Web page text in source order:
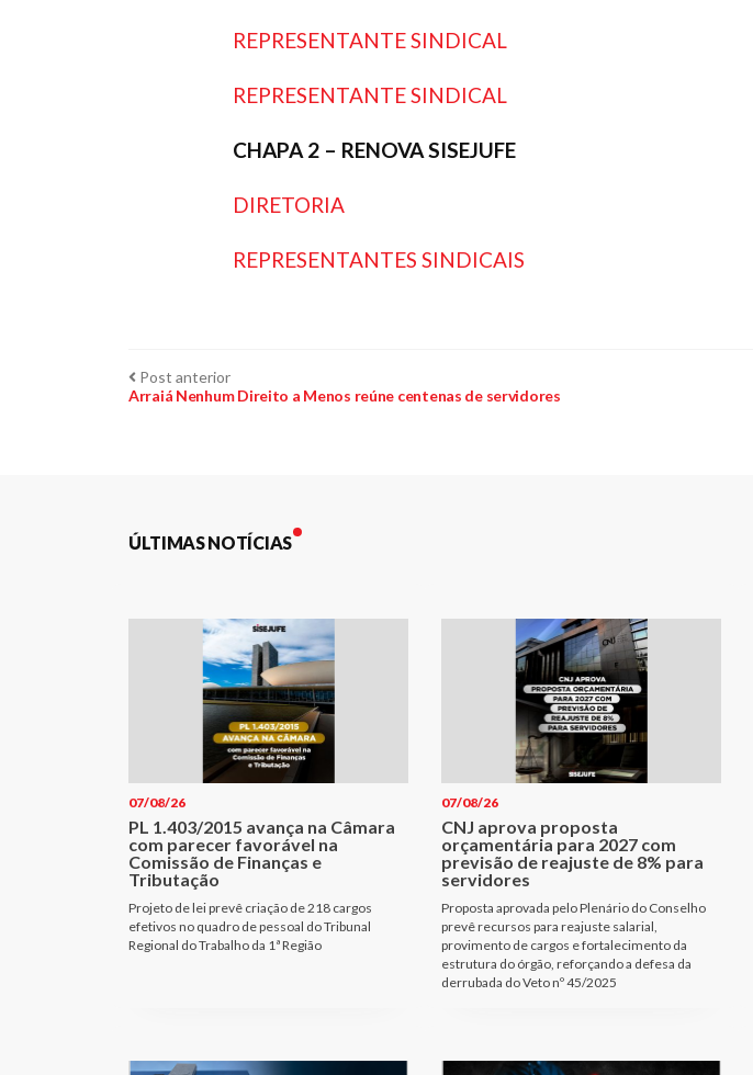
REPRESENTANTE SINDICAL
REPRESENTANTE SINDICAL
CHAPA 2 – RENOVA SISEJUFE
DIRETORIA
REPRESENTANTES SINDICAIS
Navegação
Post anteriorPost
anterior:
Arraiá Nenhum Direito a Menos reúne centenas de servidores
ÚLTIMAS NOTÍCIAS
07/08/26
PL 1.403/2015 avança na Câmara
com parecer favorável na
Comissão de Finanças e
Tributação
Projeto de lei prevê criação de 218 cargos
efetivos no quadro de pessoal do Tribunal
Regional do Trabalho da 1ª Região
07/08/26
CNJ aprova proposta
orçamentária para 2027 com
previsão de reajuste de 8% para
servidores
Proposta aprovada pelo Plenário do Conselho
prevê recursos para reajuste salarial,
provimento de cargos e fortalecimento da
estrutura do órgão, reforçando a defesa da
derrubada do Veto nº 45/2025